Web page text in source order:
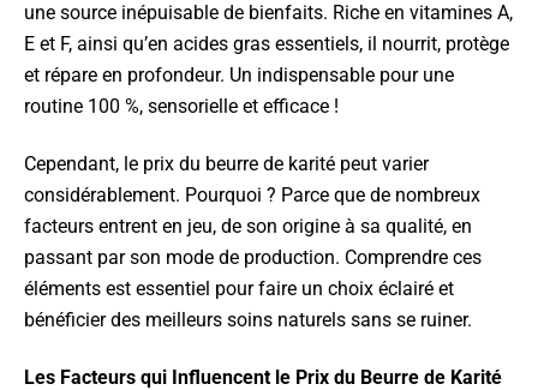
une source inépuisable de bienfaits. Riche en vitamines A,
E et F, ainsi qu’en acides gras essentiels, il nourrit, protège
et répare en profondeur. Un indispensable pour une
routine 100 %, sensorielle et efficace !
Cependant, le prix du beurre de karité peut varier
considérablement. Pourquoi ? Parce que de nombreux
facteurs entrent en jeu, de son origine à sa qualité, en
passant par son mode de production. Comprendre ces
éléments est essentiel pour faire un choix éclairé et
bénéficier des meilleurs soins naturels sans se ruiner.
Les Facteurs qui Influencent le Prix du Beurre de Karité